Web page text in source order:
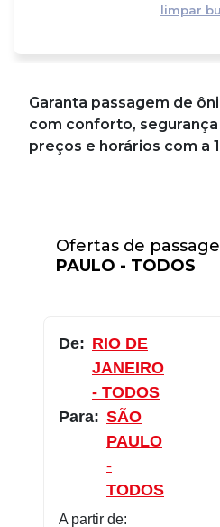
limpar
Garanta passagem de
com conforto,
preços e horários com a
Ofertas de
PAULO - TODOS
De: RIO DE
JANEIRO
- TODOS
Para: SÃO
PAULO
-
TODOS
A partir de: